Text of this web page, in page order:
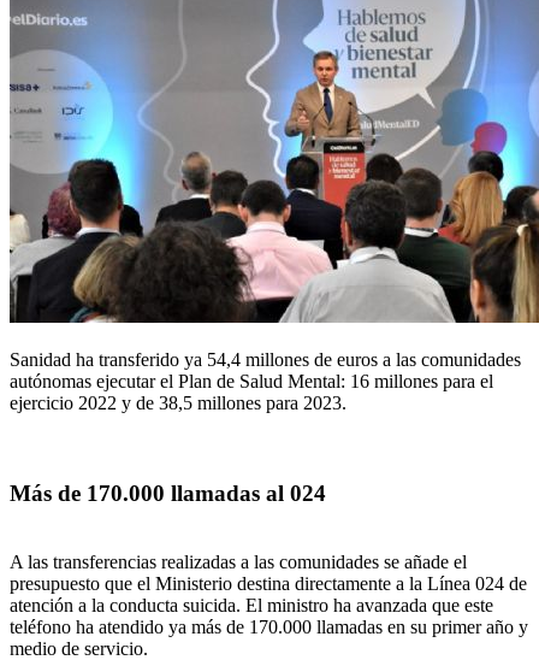
Sanidad ha transferido ya 54,4 millones de euros a las comunidades
autónomas ejecutar el Plan de Salud Mental: 16 millones para el
ejercicio 2022 y de 38,5 millones para 2023.
Más de 170.000 llamadas al 024
A las transferencias realizadas a las comunidades se añade el
presupuesto que el Ministerio destina directamente a la Línea 024 de
atención a la conducta suicida. El ministro ha avanzada que este
teléfono ha atendido ya más de 170.000 llamadas en su primer año y
medio de servicio.